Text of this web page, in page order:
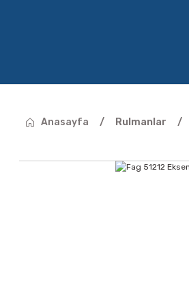
Anasayfa Rulmanlar